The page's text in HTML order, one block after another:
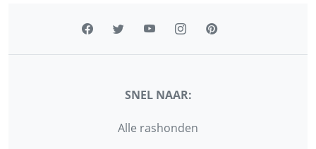
SNEL NAAR:
Alle rashonden